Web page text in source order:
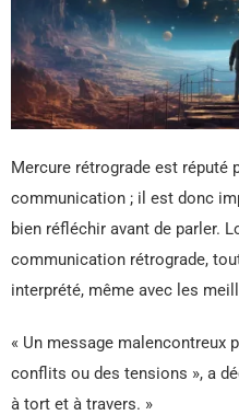
Mercure rétrograde est réputé
communication ; il est donc
bien réfléchir avant de parler.
communication rétrograde,
interprété, même avec les
« Un message malencontreux
conflits ou des tensions », a
à tort et à travers. »